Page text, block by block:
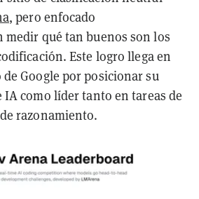
, pero enfocado
medir qué tan buenos son los
Este logro llega en
Google por posicionar su
como líder tanto en tareas de
razonamiento.